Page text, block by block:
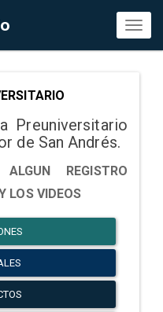
Preuniversitario
de San Andrés.
REGISTRO
LOS VIDEOS